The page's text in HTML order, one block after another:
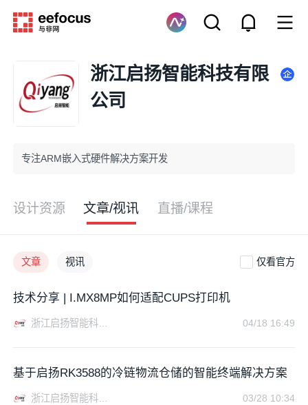
浙江启扬智能科技有限
公司
专注ARM嵌入式硬件解决方案开发
设计资源 文章/视讯 直播/课程
文章 视讯 仅看官方
技术分享 | I.MX8MP如何适配CUPS打印机
浙江启扬智能科技有限公司 04/18 16:49
基于启扬RK3588的冷链物流仓储的智能终端解决方案
浙江启扬智能科技有限公司 03/28 10:34